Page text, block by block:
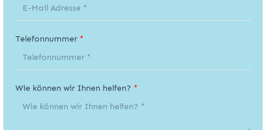
Telefonnummer *
Wie können wir Ihnen helfen? *